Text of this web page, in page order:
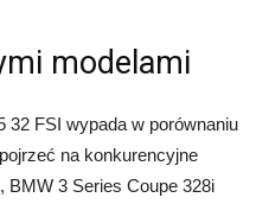
modelami
32 FSI wypada w porównaniu
na konkurencyjne
BMW 3 Series Coupe 328i